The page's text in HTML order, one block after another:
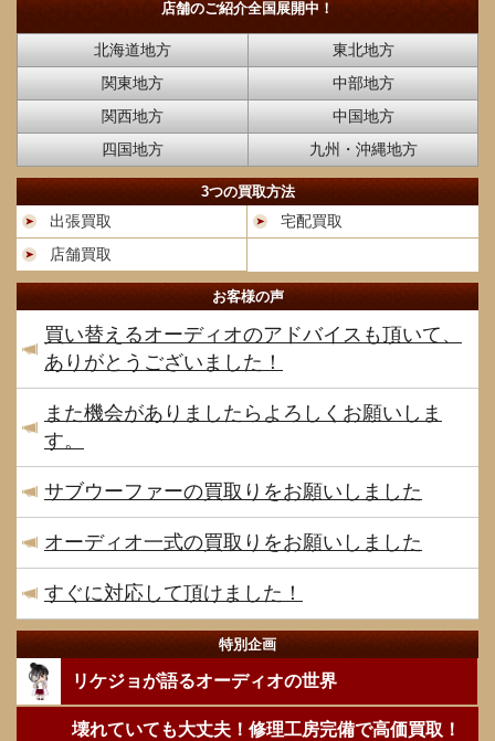
店舗のご紹介全国展開中！
北海道地方
東北地方
関東地方
中部地方
関西地方
中国地方
四国地方
九州・沖縄地方
3つの買取方法
出張買取
宅配買取
店舗買取
お客様の声
買い替えるオーディオのアドバイスも頂いて、
ありがとうございました！
また機会がありましたらよろしくお願いしま
す。
サブウーファーの買取りをお願いしました
オーディオ一式の買取りをお願いしました
すぐに対応して頂けました！
特別企画
リケジョが語るオーディオの世界
壊れていても大丈夫！修理工房完備で高価買取！